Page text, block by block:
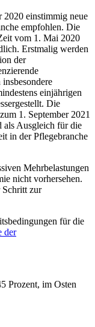
2020 einstimmig neue
empfohlen. Die
vom 1. Mai 2020
Erstmalig werden
der
einjährigen
Die
1. September 2021
als Ausgleich für die
in der Pflegebranche
Mehrbelastungen
nicht vorhersehen.
zur
für die
der
Prozent, im Osten